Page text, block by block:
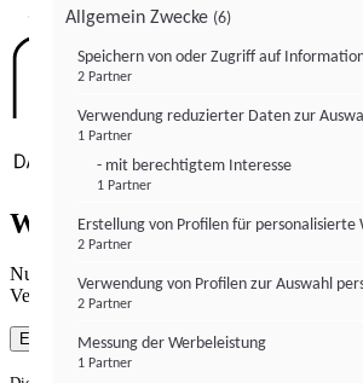
Wie gewohnt mit Werbung
Nutzen Sie institutional-money.com mit Ihrer
Verwendung von Cookies für Webanalyse und
Einverstanden
Allgemein Zwecke (6)
Speichern von oder Zugriff auf
2 Partner
Verwendung reduzierter Daten zur
1 Partner
- mit berechtigtem Interesse
1 Partner
Erstellung von Profilen für personalisierte
2 Partner
Verwendung von Profilen zur Auswahl
2 Partner
Messung der Werbeleistung
1 Partner